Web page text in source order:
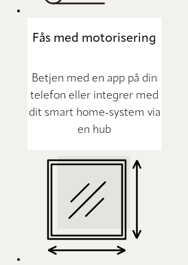
Fås med motorisering
Betjen med en app på din
telefon eller integrer med
dit smart home-system via
en hub